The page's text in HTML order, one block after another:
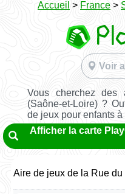
Accueil > France >
Voir
Vous cherchez
(Saône-et-Loire) ?
de jeux pour enfants à
Afficher la carte
Aire de jeux de la Rue du